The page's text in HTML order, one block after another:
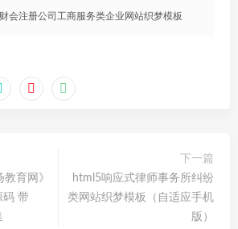
会注册公司工商服务类企业网站织梦模板
育网》
码 带
下一篇
html5响应式律师事务所纠纷
类网站织梦模板（自适应手机
版）